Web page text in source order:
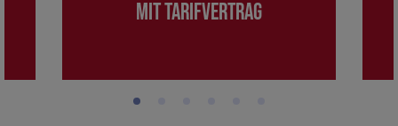
mit Tarifvertrag